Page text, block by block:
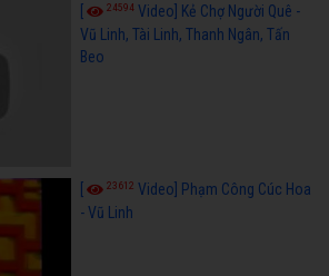
24594 Video] Kẻ Chợ Người Quê -
Vũ Linh, Tài Linh, Thanh Ngân, Tấn
Beo
23612 Video] Phạm Công Cúc Hoa
- Vũ Linh